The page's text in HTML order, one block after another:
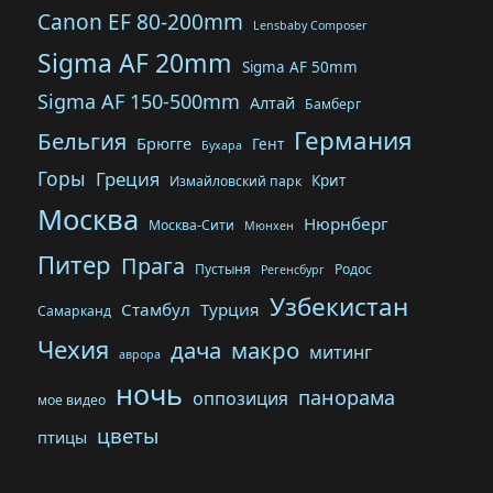
Canon EF 80-200mm Lensbaby Composer
Sigma AF 20mm Sigma AF 50mm
Sigma AF 150-500mm Алтай Бамберг
Бельгия Брюгге Бухара Гент Германия
Горы Греция Измайловский парк Крит
Москва Москва-Сити Мюнхен Нюрнберг
Питер Прага Пустыня Регенсбург Родос
Самарканд Стамбул Турция Узбекистан
Чехия аврора дача макро митинг
мое видео ночь оппозиция панорама
птицы цветы